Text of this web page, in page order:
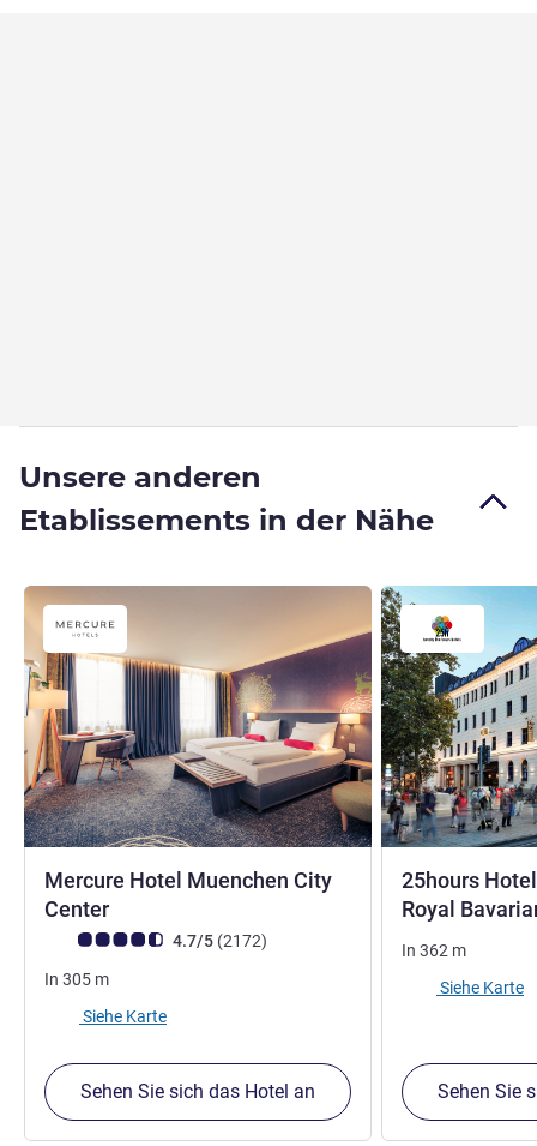
Unsere anderen
Etablissements in der Nähe
Mercure Hotel Muenchen City
Center
Note Kundenmeinungen (Bewertung ALL)
4.7/5 (2172Bewertungen
)
In 305 m
Siehe Karte
Sehen Sie sich das Hotel an
25hours
Royal
In 362 m
Siehe Karte
Sehen Sie